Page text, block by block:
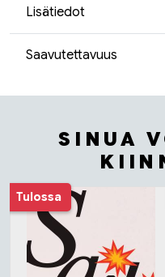
Lisätiedot
Saavutettavuus
SINUA
Tuoteluettelon alku
Tulossa